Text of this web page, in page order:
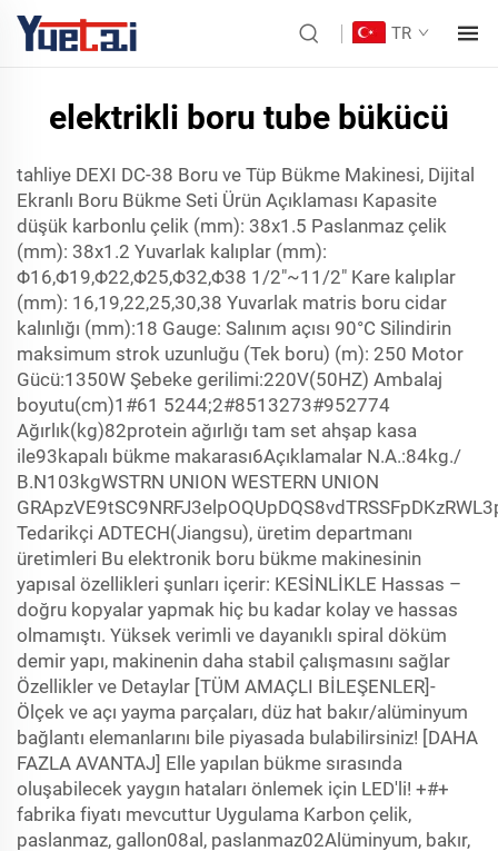
TR
elektrikli boru tube bükücü
tahliye DEXI DC-38 Boru ve Tüp Bükme Makinesi, Dijital
Ekranlı Boru Bükme Seti Ürün Açıklaması Kapasite
düşük karbonlu çelik (mm): 38x1.5 Paslanmaz çelik
(mm): 38x1.2 Yuvarlak kalıplar (mm):
Φ16,Φ19,Φ22,Φ25,Φ32,Φ38 1/2"~11/2" Kare kalıplar
(mm): 16,19,22,25,30,38 Yuvarlak matris boru cidar
kalınlığı (mm):18 Gauge: Salınım açısı 90°C Silindirin
maksimum strok uzunluğu (Tek boru) (m): 250 Motor
Gücü:1350W Şebeke gerilimi:220V(50HZ) Ambalaj
boyutu(cm)1#61 5244;2#8513273#952774
Ağırlık(kg)82protein ağırlığı tam set ahşap kasa
ile93kapalı bükme makarası6Açıklamalar N.A.:84kg./
B.N103kgWSTRN UNION WESTERN UNION
Tedarikçi ADTECH(Jiangsu), üretim departmanı
üretimleri Bu elektronik boru bükme makinesinin
yapısal özellikleri şunları içerir: KESİNLİKLE Hassas –
doğru kopyalar yapmak hiç bu kadar kolay ve hassas
olmamıştı. Yüksek verimli ve dayanıklı spiral döküm
demir yapı, makinenin daha stabil çalışmasını sağlar
Özellikler ve Detaylar [TÜM AMAÇLI BİLEŞENLER]-
Ölçek ve açı yayma parçaları, düz hat bakır/alüminyum
bağlantı elemanlarını bile piyasada bulabilirsiniz! [DAHA
FAZLA AVANTAJ] Elle yapılan bükme sırasında
oluşabilecek yaygın hataları önlemek için LED'li! +#+
fabrika fiyatı mevcuttur Uygulama Karbon çelik,
paslanmaz, gallon08al, paslanmaz02Alüminyum, bakır,